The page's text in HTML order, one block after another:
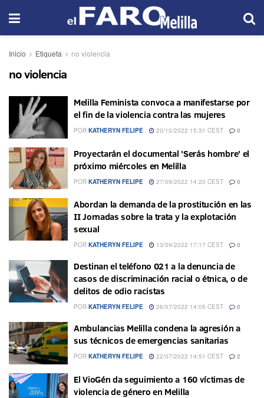
Inicio Etiqueta no violencia
no violencia
Melilla Feminista convoca a manifestarse por
el fin de la violencia contra las mujeres
POR KATHERYN FELIPE 20/10/2022 15:31 CEST 0
Proyectarán el documental 'Serás hombre' el
próximo miércoles en Melilla
POR KATHERYN FELIPE 27/09/2022 14:20 CEST 0
Abordan la demanda de la prostitución en las
II Jornadas sobre la trata y la explotación
sexual
POR KATHERYN FELIPE 13/09/2022 17:17 CEST 0
Destinan el teléfono 021 a la denuncia de
casos de discriminación racial o étnica, o de
delitos de odio racistas
POR KATHERYN FELIPE 26/07/2022 14:05 CEST 0
Ambulancias Melilla condena la agresión a
sus técnicos de emergencias sanitarias
POR KATHERYN FELIPE 22/07/2022 14:51 CEST 2
El VioGén da seguimiento a 160 víctimas de
violencia de género en Melilla